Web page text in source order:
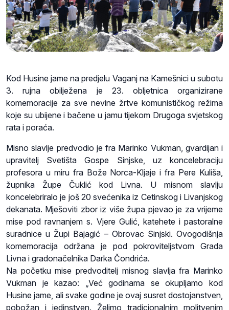
Kod Husine jame na predjelu Vaganj na Kamešnici u subotu
3. rujna obilježena je 23. obljetnica organizirane
komemoracije za sve nevine žrtve komunističkog režima
koje su ubijene i bačene u jamu tijekom Drugoga svjetskog
rata i poraća.
Misno slavlje predvodio je fra Marinko Vukman, gvardijan i
upravitelj Svetišta Gospe Sinjske, uz koncelebraciju
profesora u miru fra Bože Norca-Kljaje i fra Pere Kuliša,
župnika Župe Čuklić kod Livna. U misnom slavlju
koncelebriralo je još 20 svećenika iz Cetinskog i Livanjskog
dekanata. Mješoviti zbor iz više župa pjevao je za vrijeme
mise pod ravnanjem s. Vjere Gulić, katehete i pastoralne
suradnice u Župi Bajagić – Obrovac Sinjski. Ovogodišnja
komemoracija održana je pod pokroviteljstvom Grada
Livna i gradonačelnika Darka Čondrića.
Na početku mise predvoditelj misnog slavlja fra Marinko
Vukman je kazao: „Već godinama se okupljamo kod
Husine jame, ali svake godine je ovaj susret dostojanstven,
pobožan i jedinstven. Želimo tradicionalnim molitvenim